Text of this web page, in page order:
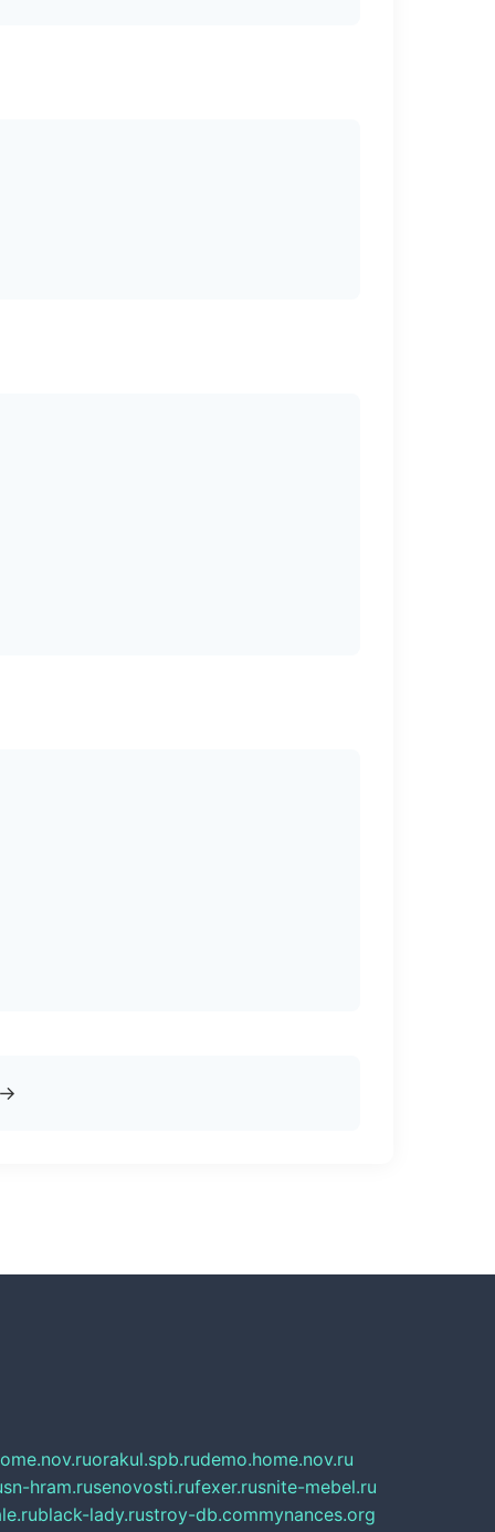
orakul.spb.rudemo.home.nov.ru
sn-hram.rusenovosti.rufexer.rusnite-mebel.ru
black-lady.rustroy-db.commynances.org